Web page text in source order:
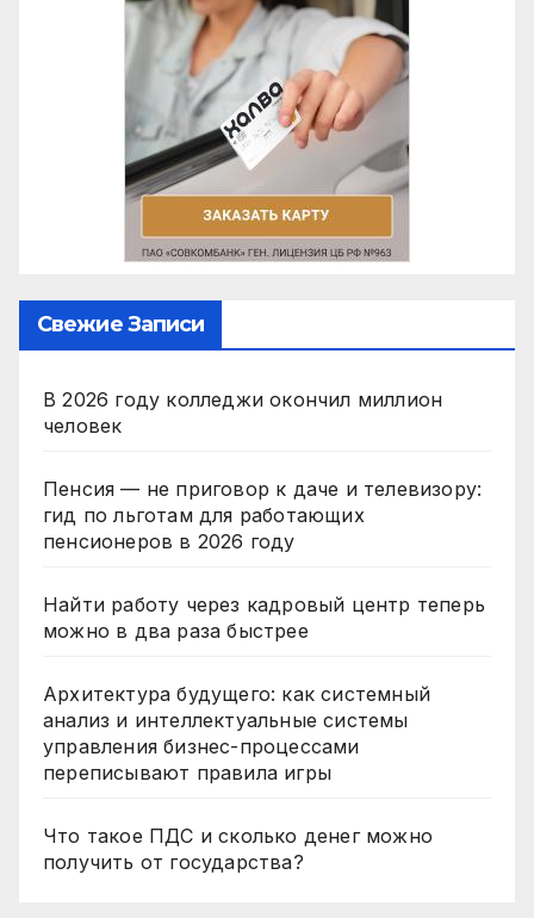
Свежие Записи
В 2026 году колледжи окончил миллион
человек
Пенсия — не приговор к даче и телевизору:
гид по льготам для работающих
пенсионеров в 2026 году
Найти работу через кадровый центр теперь
можно в два раза быстрее
Архитектура будущего: как системный
анализ и интеллектуальные системы
управления бизнес-процессами
переписывают правила игры
Что такое ПДС и сколько денег можно
получить от государства?